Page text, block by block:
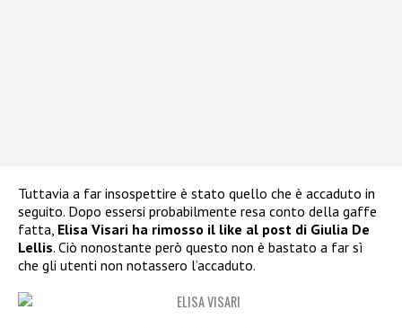
Tuttavia a far insospettire è stato quello che è accaduto in
seguito. Dopo essersi probabilmente resa conto della gaffe
fatta, Elisa Visari ha rimosso il like al post di Giulia De
Lellis. Ciò nonostante però questo non è bastato a far sì
che gli utenti non notassero l’accaduto.